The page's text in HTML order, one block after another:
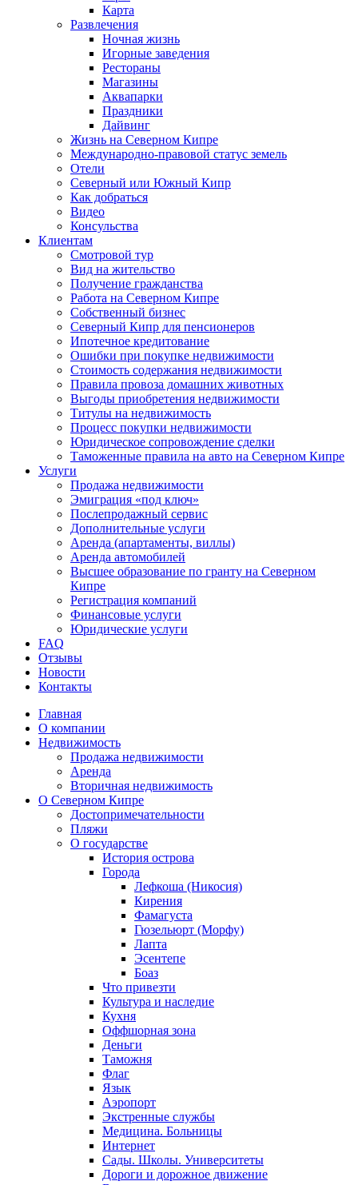
Карта
Развлечения
Ночная жизнь
Игорные заведения
Рестораны
Магазины
Аквапарки
Праздники
Дайвинг
Жизнь на Северном Кипре
Международно-правовой статус земель
Отели
Северный или Южный Кипр
Как добраться
Видео
Консульства
Клиентам
Смотровой тур
Вид на жительство
Получение гражданства
Работа на Северном Кипре
Собственный бизнес
Северный Кипр для пенсионеров
Ипотечное кредитование
Ошибки при покупке недвижимости
Стоимость содержания недвижимости
Правила провоза домашних животных
Выгоды приобретения недвижимости
Титулы на недвижимость
Процесс покупки недвижимости
Юридическое сопровождение сделки
Таможенные правила на авто на Северном Кипре
Услуги
Продажа недвижимости
Эмиграция «под ключ»
Послепродажный сервис
Дополнительные услуги
Аренда (апартаменты, виллы)
Аренда автомобилей
Высшее образование по гранту на Северном
Кипре
Регистрация компаний
Финансовые услуги
Юридические услуги
FAQ
Отзывы
Новости
Контакты
Главная
О компании
Недвижимость
Продажа недвижимости
Аренда
Вторичная недвижимость
О Северном Кипре
Достопримечательности
Пляжи
О государстве
История острова
Города
Лефкоша (Никосия)
Кирения
Фамагуста
Гюзельюрт (Морфу)
Лапта
Эсентепе
Боаз
Что привезти
Культура и наследие
Кухня
Оффшорная зона
Деньги
Таможня
Флаг
Язык
Аэропорт
Экстренные службы
Медицина. Больницы
Интернет
Сады. Школы. Университеты
Дороги и дорожное движение